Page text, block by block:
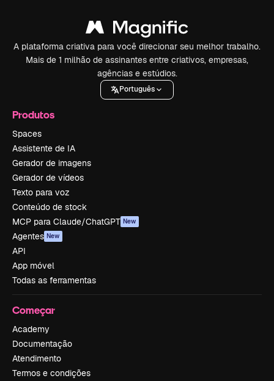
A plataforma criativa para você direcionar seu melhor trabalho.
Mais de 1 milhão de assinantes entre criativos, empresas,
agências e estúdios.
Português
Produtos
Spaces
Assistente de IA
Gerador de imagens
Gerador de vídeos
Texto para voz
Conteúdo de stock
MCP para Claude/ChatGPT New
Agentes New
API
App móvel
Todas as ferramentas
Começar
Academy
Documentação
Atendimento
Termos e condições